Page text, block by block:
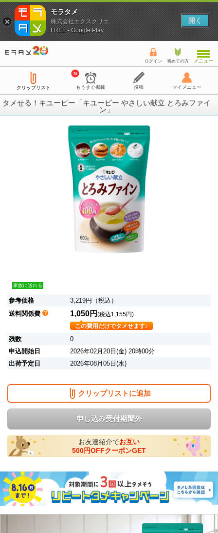
ログイン 初めての方 メニュー
クリップリスト もうすぐ掲載 投稿 マイメニュー
タメせる！キユーピー「キユーピー やさしい献立 とろみファイ
ン」
家族に送れる
参考価格
3,219円（税込）
送料関係費
1,050円 (税込1,155円)
この費用だけでタメせます♪
残数
0
申込開始日
2026年02月20日(金) 20時00分
出荷予定日
2026年08月05日(水)
クリップリストに追加
申し込み受付期間外
お友達紹介でお互い
500円OFFクーポンGET
モラタメ
株式会社エクスクリエ
FREE - Google Play
開く